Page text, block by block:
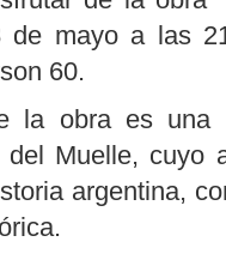
de mayo a las
60.
la obra es una
Muelle, cuyo
argentina,